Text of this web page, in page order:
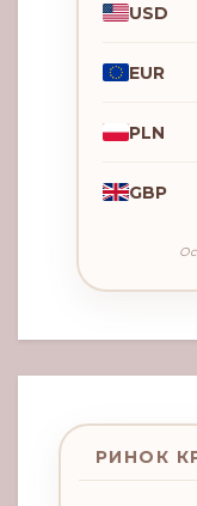
USD
EUR
PLN
GBP
РИНОК